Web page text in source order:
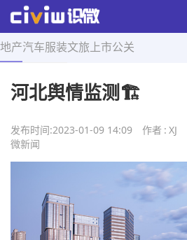
地产汽车服装文旅 上市公关
首页 > 舆情研究 > 正文
河北舆情监测🏗️
发布时间:2023-01-09 14:09 作者 : XJ
微新闻